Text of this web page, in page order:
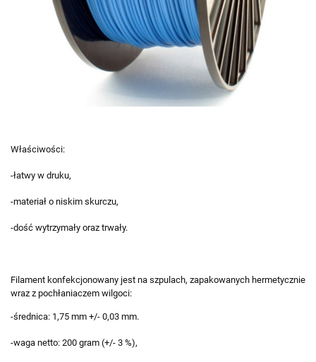
Właściwości:
-łatwy w druku,
-materiał o niskim skurczu,
-dość wytrzymały oraz trwały.
Filament konfekcjonowany jest na szpulach, zapakowanych hermetycznie
wraz z pochłaniaczem wilgoci:
-średnica: 1,75 mm +/- 0,03 mm.
-waga netto: 200 gram (+/- 3 %),